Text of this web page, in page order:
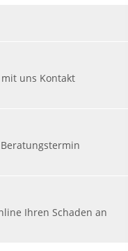
uns Kontakt
Ihren Schaden an